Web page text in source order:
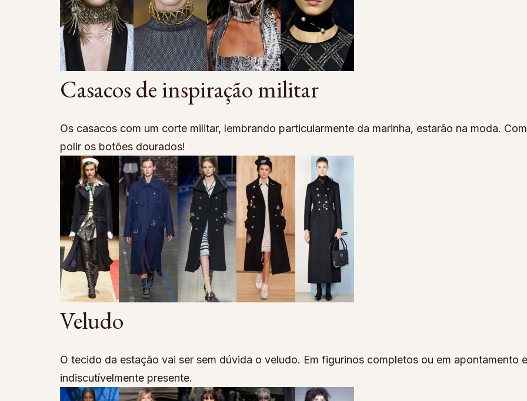
Casacos de inspiração militar
Os casacos com um corte militar, lembrando particularmente da marinha, estarão na moda.
polir os botões dourados!
Veludo
O tecido da estação vai ser sem dúvida o veludo. Em figurinos completos ou em apontamento
indiscutívelmente presente.